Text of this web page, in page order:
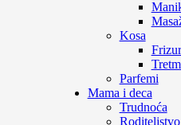
Kosa
Parfemi
Mama i deca
Trudnoća
Roditeljstvo